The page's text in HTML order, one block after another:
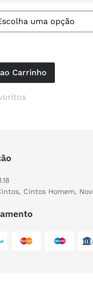
Carrinho
, Cintos Homem,